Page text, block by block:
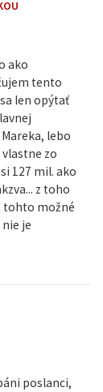
ako
tento
len opýtať
lebo
zo
127 mil. ako
z toho
tohto možné
je
poslanci,